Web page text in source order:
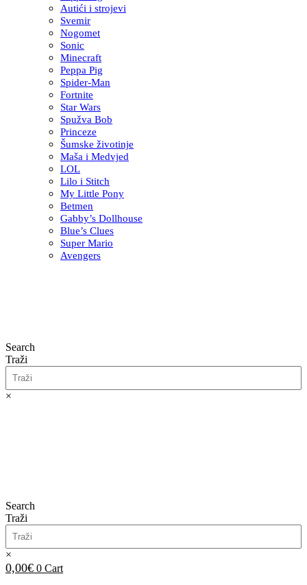
Autići i strojevi
Svemir
Nogomet
Sonic
Minecraft
Peppa Pig
Spider-Man
Fortnite
Star Wars
Spužva Bob
Princeze
Šumske životinje
Maša i Medvjed
LOL
Lilo i Stitch
My Little Pony
Betmen
Gabby’s Dollhouse
Blue’s Clues
Super Mario
Avengers
Search
Traži
×
Search
Traži
×
0,00€ 0 Cart